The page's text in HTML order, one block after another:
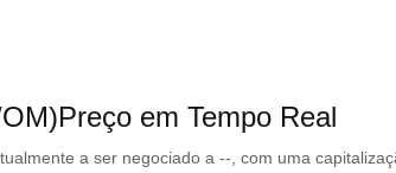
em Tempo Real
a ser negociado a --, com uma